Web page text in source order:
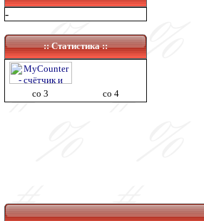
-
:: Статистика ::
co 3 co 4